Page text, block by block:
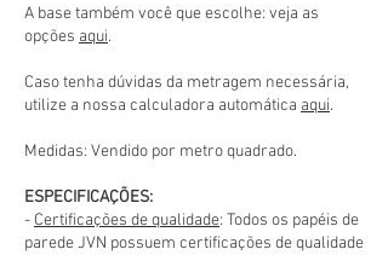
A base também você que escolhe: veja as
opções aqui.
Caso tenha dúvidas da metragem necessária,
utilize a nossa calculadora automática aqui.
Medidas: Vendido por metro quadrado.
ESPECIFICAÇÕES:
- Certificações de qualidade: Todos os papéis de
parede JVN possuem certificações de qualidade